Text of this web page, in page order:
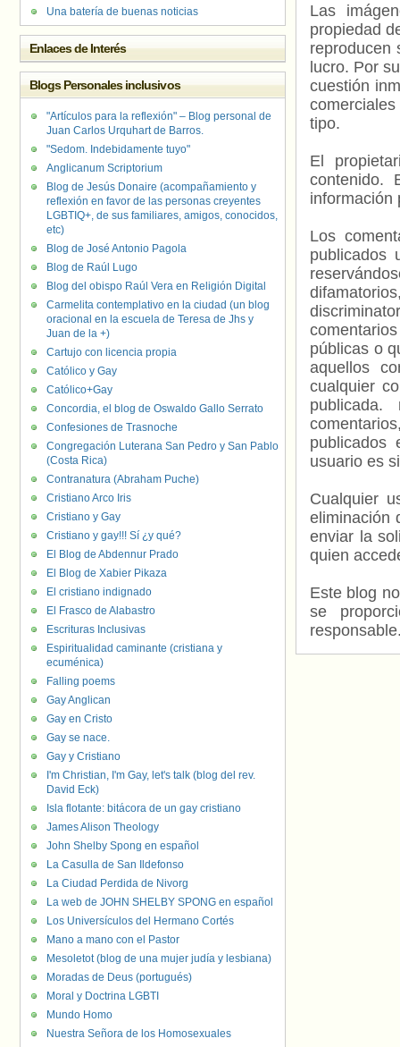
Las
propiedad
reproducen
lucro. Por
cuestión
tipo.
El
contenido.
información
Los
publicados
públicas o
aquellos
cualquier
usuario es
Cualquier
eliminación
enviar la
quien
Este blog
se
Una batería de buenas noticias
Enlaces de Interés
Blogs Personales inclusivos
"Artículos para la reflexión" – Blog personal de
Juan Carlos Urquhart de Barros.
"Sedom. Indebidamente tuyo"
Anglicanum Scriptorium
Blog de Jesús Donaire (acompañamiento y
reflexión en favor de las personas creyentes
LGBTIQ+, de sus familiares, amigos, conocidos,
etc)
Blog de José Antonio Pagola
Blog de Raúl Lugo
Blog del obispo Raúl Vera en Religión Digital
Carmelita contemplativo en la ciudad (un blog
oracional en la escuela de Teresa de Jhs y
Juan de la +)
Cartujo con licencia propia
Católico y Gay
Católico+Gay
Concordia, el blog de Oswaldo Gallo Serrato
Confesiones de Trasnoche
Congregación Luterana San Pedro y San Pablo
(Costa Rica)
Contranatura (Abraham Puche)
Cristiano Arco Iris
Cristiano y Gay
Cristiano y gay!!! Sí ¿y qué?
El Blog de Abdennur Prado
El Blog de Xabier Pikaza
El cristiano indignado
El Frasco de Alabastro
Escrituras Inclusivas
Espiritualidad caminante (cristiana y
ecuménica)
Falling poems
Gay Anglican
Gay en Cristo
Gay se nace.
Gay y Cristiano
I'm Christian, I'm Gay, let's talk (blog del rev.
David Eck)
Isla flotante: bitácora de un gay cristiano
James Alison Theology
John Shelby Spong en español
La Casulla de San Ildefonso
La Ciudad Perdida de Nivorg
La web de JOHN SHELBY SPONG en español
Los Universículos del Hermano Cortés
Mano a mano con el Pastor
Mesoletot (blog de una mujer judía y lesbiana)
Moradas de Deus (portugués)
Moral y Doctrina LGBTI
Mundo Homo
Nuestra Señora de los Homosexuales